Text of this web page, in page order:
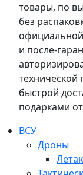
товары, по
без
и после-
технической
быстрой
подарками
ВСУ
Дроны